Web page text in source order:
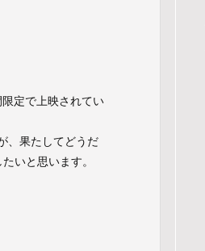
定で上映されてい
、果たしてどうだ
いと思います。